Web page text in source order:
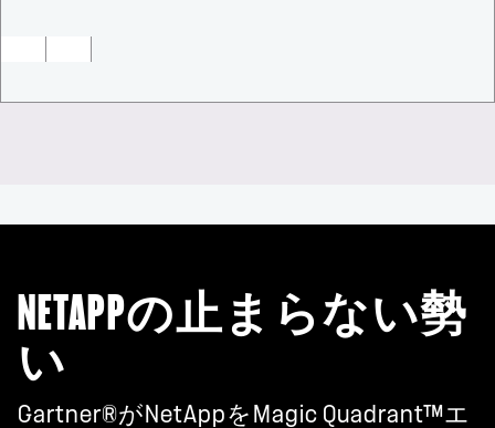
NETAPPの止まらない勢
い
Gartner®がNetAppをMagic Quadrant™エ